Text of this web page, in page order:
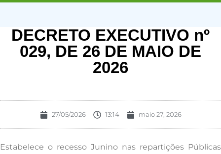
DECRETO EXECUTIVO nº
029, DE 26 DE MAIO DE
2026
27/05/2026 13:14 maio 27, 2026
Estabelece o recesso Junino nas repartições Públicas